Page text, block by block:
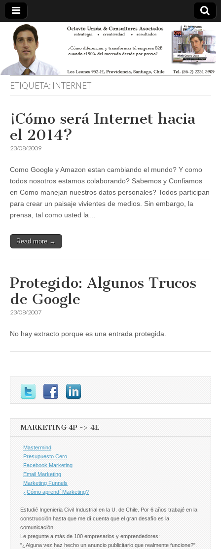
ETIQUETA: INTERNET
¡Cómo será Internet hacia
el 2014?
23/08/2009
Como Google y Amazon estan cambiando el mundo? Y como
todos nosotros estamos colaborando? Sabemos y Confiamos
en Como manejan nuestros datos personales? Todos participan
para crear un paisaje vivientes de medios. Sin embargo, la
prensa, tal como usted la…
Read more →
Protegido: Algunos Trucos
de Google
23/08/2007
No hay extracto porque es una entrada protegida.
MARKETING 4P -> 4E
Mastermind
Presupuesto Cero
Facebook Marketing
Email Marketing
Marketing Funnels
¿Cómo aprendí Marketing?
Estudié Ingenieria Civil Industrial en la U. de Chile. Por 6 años trabajé en la
construcción hasta que me dí cuenta que el gran desafío es la
comunicación.
Le pregunte a más de 100 empresarios y emprendedores:
"¿Alguna vez haz hecho un anuncio publicitario que realmente funcione?".